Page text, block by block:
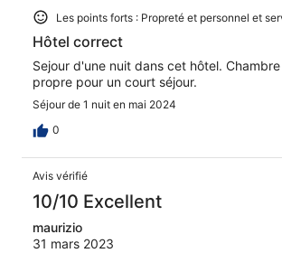
Les points forts : Propreté et personnel et
Hôtel correct
Sejour d'une nuit dans cet hôtel.
propre pour un court séjour.
Séjour de 1 nuit en mai 2024
0
Avis vérifié
10/10 Excellent
maurizio
31 mars 2023